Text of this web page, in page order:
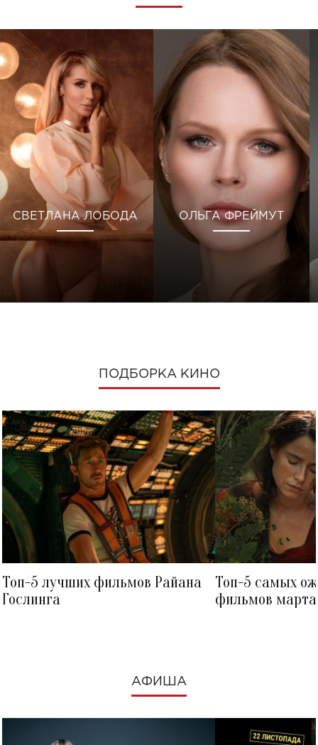
СВЕТЛАНА ЛОБОДА ОЛЬГА ФРЕЙМУТ
ПОДБОРКА КИНО
Топ-5 лучших фильмов Райана
Гослинга
Топ-5 самых
фильмов
АФИША